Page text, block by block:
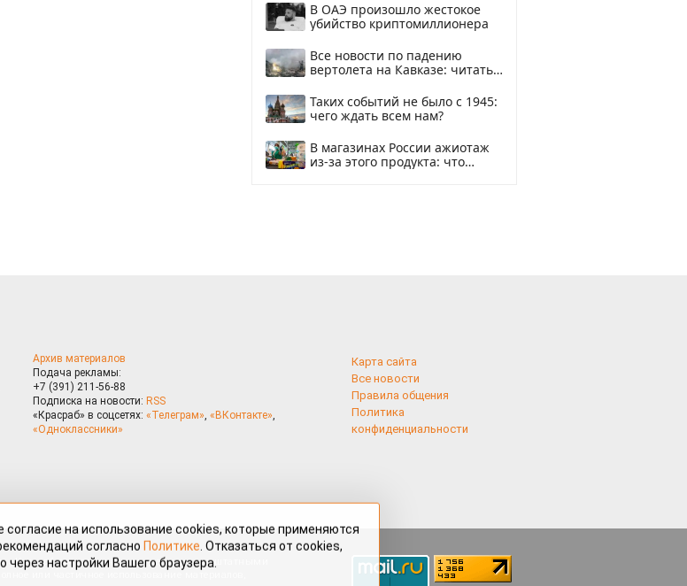
В ОАЭ произошло жестокое
убийство криптомиллионера
Все новости по падению
вертолета на Кавказе: читать
Таких событий не было с 1945:
чего ждать всем нам?
В магазинах России ажиотаж
из-за этого продукта: что
Архив материалов
Подача рекламы:
+7 (391) 211-56-88
Подписка на новости: RSS
«Красраб» в соцсетях: «Телеграм», «ВКонтакте»,
«Одноклассники»
Карта сайта
Все новости
Правила общения
Политика
конфиденциальности
сотрудниками редакции, нештатными
или частичное использование материалов,
на использование cookies, которые применяются
через настройки Вашего браузера.
OK